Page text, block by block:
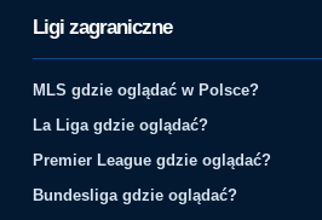
Ligi zagraniczne
MLS gdzie oglądać w Polsce?
La Liga gdzie oglądać?
Premier League gdzie oglądać?
Bundesliga gdzie oglądać?